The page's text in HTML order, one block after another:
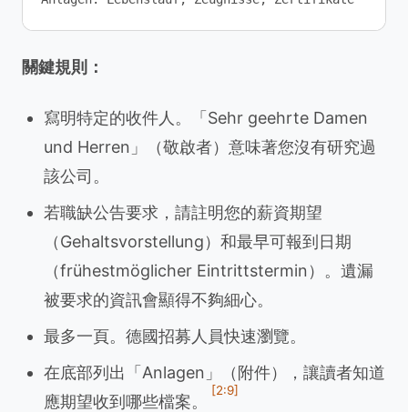
關鍵規則：
寫明特定的收件人。「Sehr geehrte Damen
und Herren」（敬啟者）意味著您沒有研究過
該公司。
若職缺公告要求，請註明您的薪資期望
（Gehaltsvorstellung）和最早可報到日期
（frühestmöglicher Eintrittstermin）。遺漏
被要求的資訊會顯得不夠細心。
最多一頁。德國招募人員快速瀏覽。
在底部列出「Anlagen」（附件），讓讀者知道
應期望收到哪些檔案。
[2:9]